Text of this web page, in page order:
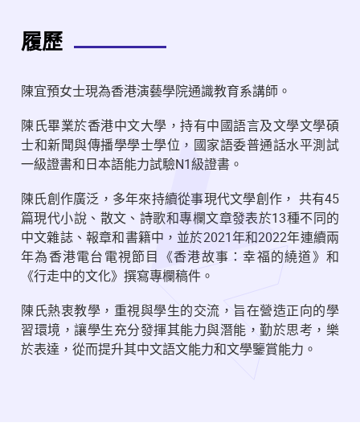
履歷
陳宜預女士現為香港演藝學院通識教育系講師。
陳氏畢業於香港中文大學，持有中國語言及文學文學碩
士和新聞與傳播學學士學位，國家語委普通話水平測試
一級證書和日本語能力試驗N1級證書。
陳氏創作廣泛，多年來持續從事現代文學創作， 共有45
篇現代小說、散文、詩歌和專欄文章發表於13種不同的
中文雜誌、報章和書籍中，並於2021年和2022年連續兩
年為香港電台電視節目《香港故事：幸福的繞道》和
《行走中的文化》撰寫專欄稿件。
陳氏熱衷教學，重視與學生的交流，旨在營造正向的學
習環境，讓學生充分發揮其能力與潛能，勤於思考，樂
於表達，從而提升其中文語文能力和文學鑒賞能力。